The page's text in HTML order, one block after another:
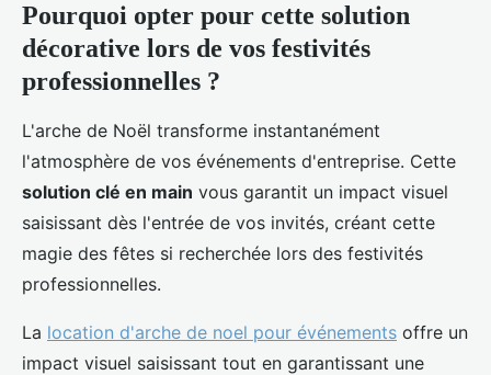
Pourquoi opter pour cette solution
décorative lors de vos festivités
professionnelles ?
L'arche de Noël transforme instantanément
l'atmosphère de vos événements d'entreprise. Cette
solution clé en main vous garantit un impact visuel
saisissant dès l'entrée de vos invités, créant cette
magie des fêtes si recherchée lors des festivités
professionnelles.
La location d'arche de noel pour événements offre un
impact visuel saisissant tout en garantissant une